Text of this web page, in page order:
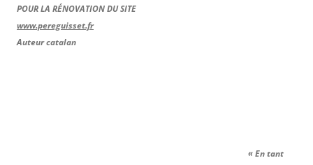
POUR LA RÉNOVATION DU SITE
www.pereguisset.fr
Auteur catalan
« En tant